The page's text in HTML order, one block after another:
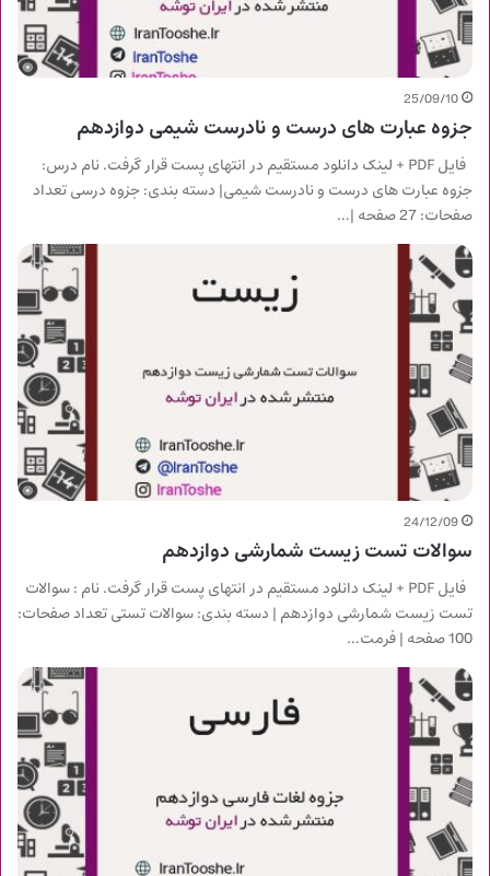
25/09/10
جزوه عبارت های درست و نادرست شیمی دوازدهم
فایل PDF + لینک دانلود مستقیم در انتهای پست قرار گرفت. نام درس:
جزوه عبارت های درست و نادرست شیمی| دسته بندی: جزوه درسی تعداد
صفحات: 27 صفحه |…
24/12/09
سوالات تست زیست شمارشی دوازدهم
فایل PDF + لینک دانلود مستقیم در انتهای پست قرار گرفت. نام : سوالات
تست زیست شمارشی دوازدهم | دسته بندی: سوالات تستی تعداد صفحات:
100 صفحه | فرمت…